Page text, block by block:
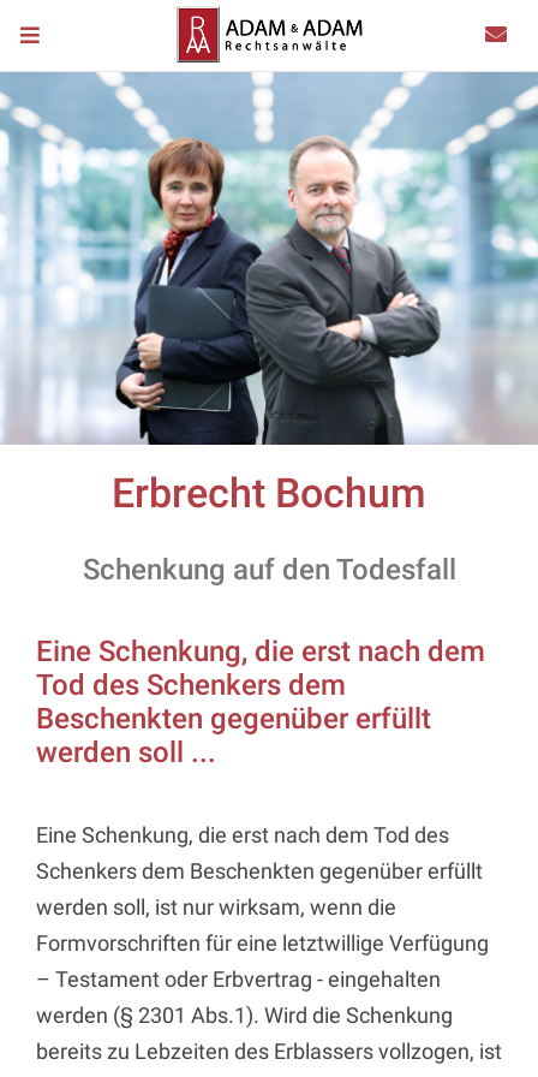
Erbrecht Bochum
Schenkung auf den Todesfall
Eine Schenkung, die erst nach dem
Tod des Schenkers dem
Beschenkten gegenüber erfüllt
werden soll ...
Eine Schenkung, die erst nach dem Tod des
Schenkers dem Beschenkten gegenüber erfüllt
werden soll, ist nur wirksam, wenn die
Formvorschriften für eine letztwillige Verfügung
– Testament oder Erbvertrag - eingehalten
werden (§ 2301 Abs.1). Wird die Schenkung
bereits zu Lebzeiten des Erblassers vollzogen, ist